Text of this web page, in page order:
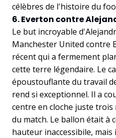
célèbres de l'histoire du
6. Everton contre
Le but incroyable
Manchester United contre
récent qui a fermement
cette terre légendaire. Le
époustouflante du travail
rend si exceptionnel. Il a
centre en cloche juste
du match. Le ballon était à
hauteur inaccessibile,